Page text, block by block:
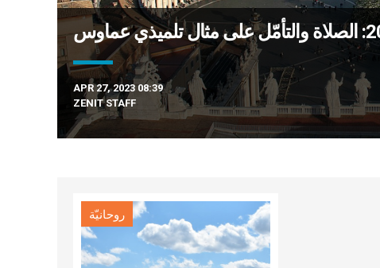
APR 27, 2023 08:39
ZENIT STAFF
روحانيّة